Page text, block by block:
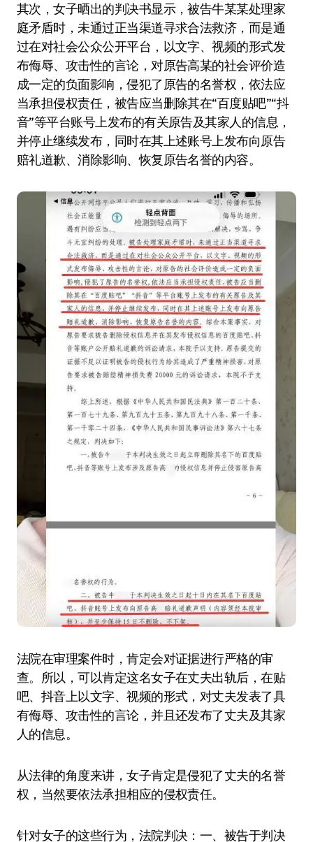
其次，女子晒出的判决书显示，被告牛某某处理家
庭矛盾时，未通过正当渠道寻求合法救济，而是通
过在对社会公众公开平台，以文字、视频的形式发
布侮辱、攻击性的言论，对原告高某的社会评价造
成一定的负面影响，侵犯了原告的名誉权，依法应
当承担侵权责任，被告应当删除其在“百度贴吧”“抖
音”等平台账号上发布的有关原告及其家人的信息，
并停止继续发布，同时在其上述账号上发布向原告
赔礼道歉、消除影响、恢复原告名誉的内容。
法院在审理案件时，肯定会对证据进行严格的审
查。所以，可以肯定这名女子在丈夫出轨后，在贴
吧、抖音上以文字、视频的形式，对丈夫发表了具
有侮辱、攻击性的言论，并且还发布了丈夫及其家
人的信息。
从法律的角度来讲，女子肯定是侵犯了丈夫的名誉
权，当然要依法承担相应的侵权责任。
针对女子的这些行为，法院判决：一、被告于判决